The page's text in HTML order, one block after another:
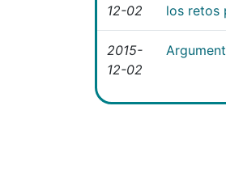
12-02
los retos
2015-
12-02